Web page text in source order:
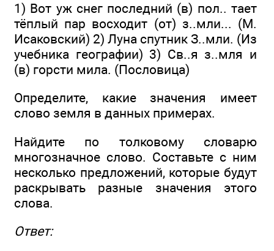
1) Вот уж снег последний (в) пол.. тает
тёплый пар восходит (от) з..мли... (М.
Исаковский) 2) Луна спутник З..мли. (Из
учебника географии) 3) Св..я з..мля и
(в) горсти мила. (Пословица)
Определите, какие значения имеет
слово земля в данных примерах.
Найдите по толковому словарю
многозначное слово. Составьте с ним
несколько предложений, которые будут
раскрывать разные значения этого
слова.
Ответ: